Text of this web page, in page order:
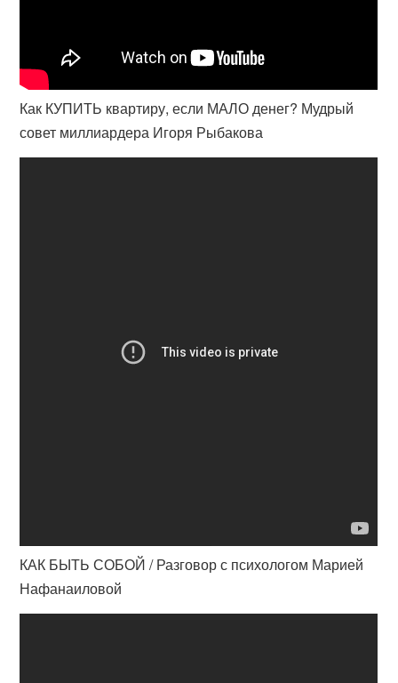
Как КУПИТЬ квартиру, если МАЛО денег? Мудрый
совет миллиардера Игоря Рыбакова
КАК БЫТЬ СОБОЙ / Разговор с психологом Марией
Нафанаиловой